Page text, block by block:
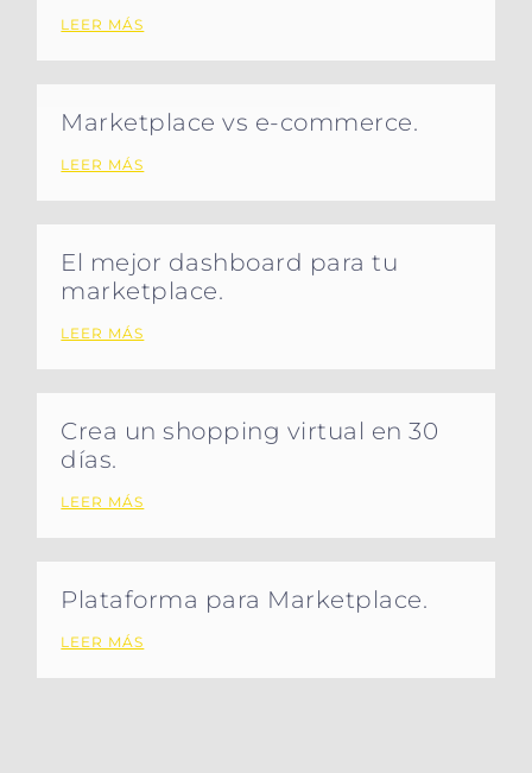
LEER MÁS
Marketplace vs e-commerce.
LEER MÁS
El mejor dashboard para tu
marketplace.
LEER MÁS
Crea un shopping virtual en 30
días.
LEER MÁS
Plataforma para Marketplace.
LEER MÁS